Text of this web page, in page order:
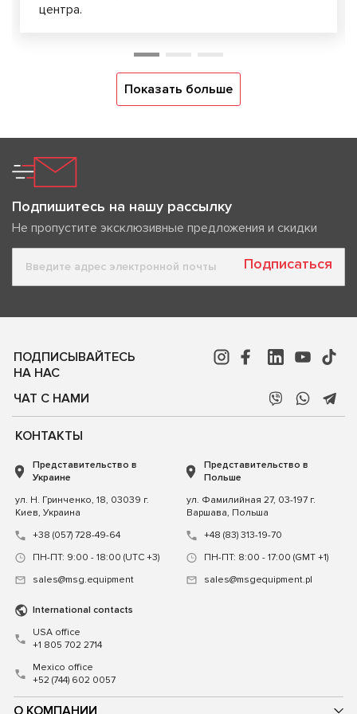
центра.
Показать больше
Подпишитесь на нашу рассылку
Не пропустите эксклюзивные предложения и скидки
Подписаться
ПОДПИСЫВАЙТЕСЬ
НА НАС
ЧАТ С НАМИ
О КОМПАНИИ
КОНТАКТЫ
Представительство в
Украине
ул. Н. Гринченко, 18, 03039 г.
Киев, Украина
+38 (057) 728-49-64
ПН-ПТ: 9:00 - 18:00 (UTC +3)
sales@msg.equipment
Представительство в
Польше
ул. Фамилийная 27, 03-197 г.
Варшава, Польша
+48 (83) 313-19-70
ПН-ПТ: 8:00 - 17:00 (GMT +1)
sales@msgequipment.pl
International contacts
USA office
+1 805 702 2714
Mexico office
+52 (744) 602 0057